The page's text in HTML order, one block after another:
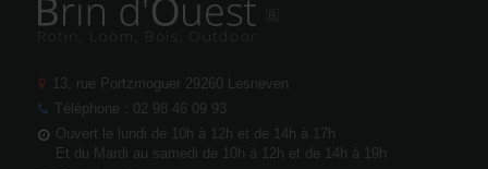
13, rue Portzmoguer 29260 Lesneven
Téléphone : 02 98 46 09 93
Ouvert le lundi de 10h à 12h et de 14h à 17h
Et du Mardi au samedi de 10h à 12h et de 14h à 19h